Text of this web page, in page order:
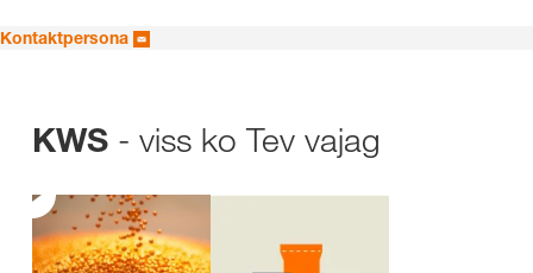
Kontaktpersona
KWS - viss ko Tev vajag